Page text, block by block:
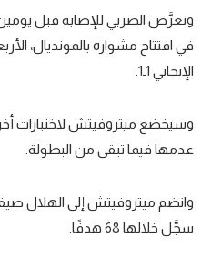
فيديو في الجول
وتعرَّض الصربي للإصابة قبل يومين
في افتتاح مشواره بالمونديال،
الإيجابي 1ـ1.
وسيخضع ميتروفيتش لاختبارات
عدمها فيما تبقى من البطولة.
سجَّل خلالها 68 هدفًا.